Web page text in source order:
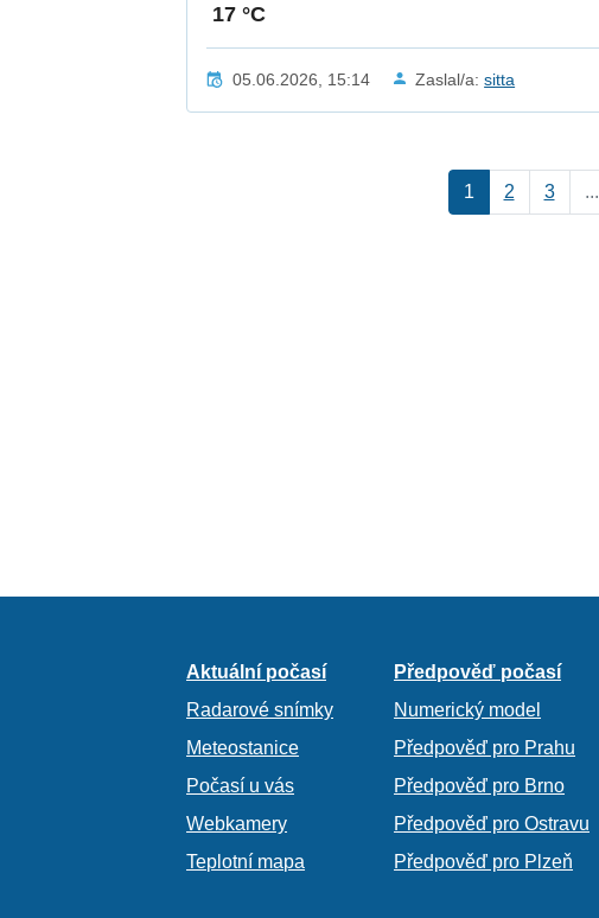
17 °C
05.06.2026, 15:14 Zaslal/a:sitta
1 2 3 ...
Aktuální počasí
Radarové snímky
Meteostanice
Počasí u vás
Webkamery
Teplotní mapa
Předpověď počasí
Numerický model
Předpověď pro Prahu
Předpověď pro Brno
Předpověď pro Ostravu
Předpověď pro Plzeň